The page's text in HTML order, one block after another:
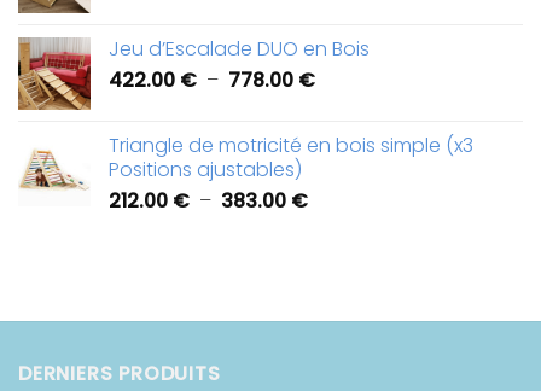
782.00 €
264.00 €
à
Jeu d’Escalade DUO en Bois
422.00 € – 778.00 €Plage
422.00 €
Triangle de motricité en bois simple (x3
Positions ajustables)
212.00 € – 383.00 €Plage
383.00 €
DERNIERS PRODUITS